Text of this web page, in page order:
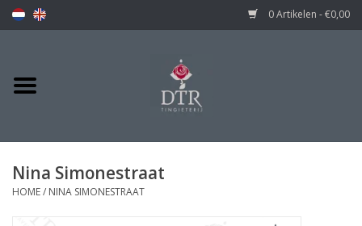
0 Artikelen - €0,00
Nina Simonestraat
HOME/ NINA SIMONESTRAAT